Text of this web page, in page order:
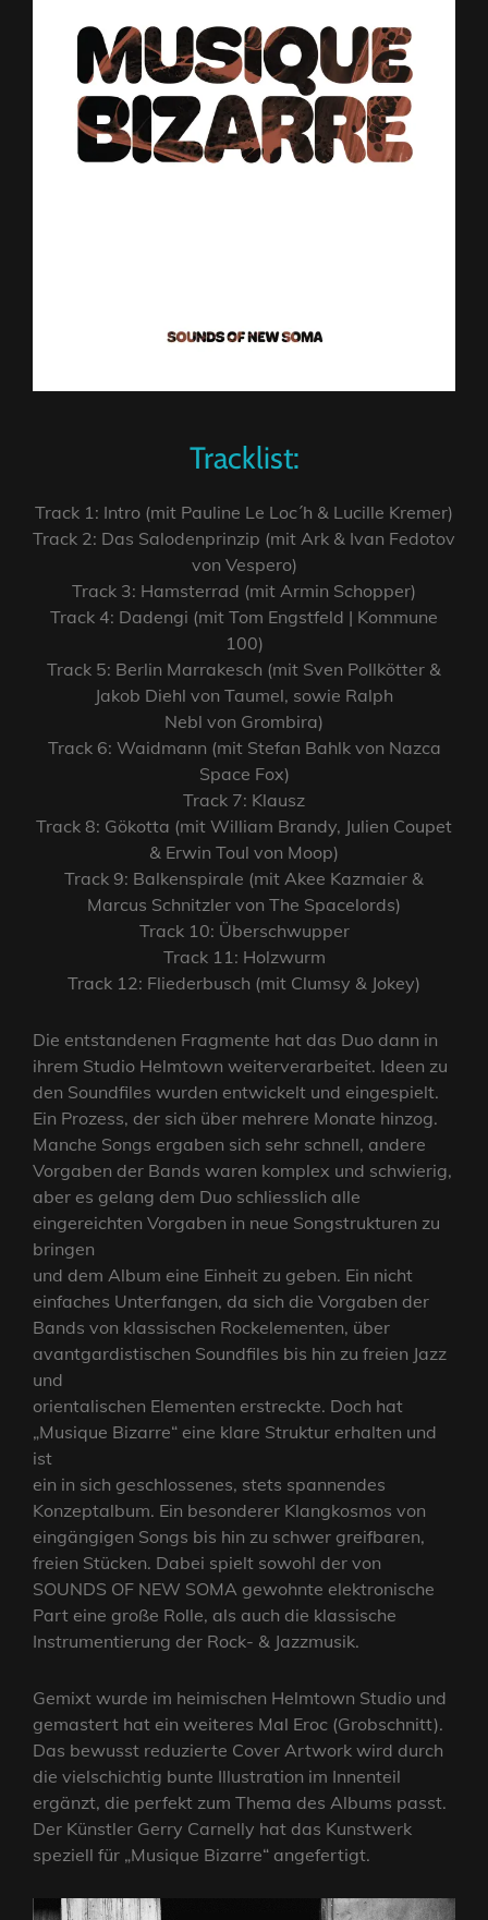
Tracklist:
Track 1: Intro (mit Pauline Le Loc´h & Lucille Kremer)
Track 2: Das Salodenprinzip (mit Ark & Ivan Fedotov
von Vespero)
Track 3: Hamsterrad (mit Armin Schopper)
Track 4: Dadengi (mit Tom Engstfeld | Kommune
100)
Track 5: Berlin Marrakesch (mit Sven Pollkötter &
Jakob Diehl von Taumel, sowie Ralph
Nebl von Grombira)
Track 6: Waidmann (mit Stefan Bahlk von Nazca
Space Fox)
Track 7: Klausz
Track 8: Gökotta (mit William Brandy, Julien Coupet
& Erwin Toul von Moop)
Track 9: Balkenspirale (mit Akee Kazmaier &
Marcus Schnitzler von The Spacelords)
Track 10: Überschwupper
Track 11: Holzwurm
Track 12: Fliederbusch (mit Clumsy & Jokey)
Die entstandenen Fragmente hat das Duo dann in
ihrem Studio Helmtown weiterverarbeitet. Ideen zu
den Soundfiles wurden entwickelt und eingespielt.
Ein Prozess, der sich über mehrere Monate hinzog.
Manche Songs ergaben sich sehr schnell, andere
Vorgaben der Bands waren komplex und schwierig,
aber es gelang dem Duo schliesslich alle
eingereichten Vorgaben in neue Songstrukturen zu
bringen
und dem Album eine Einheit zu geben. Ein nicht
einfaches Unterfangen, da sich die Vorgaben der
Bands von klassischen Rockelementen, über
avantgardistischen Soundfiles bis hin zu freien Jazz
und
orientalischen Elementen erstreckte. Doch hat
„Musique Bizarre“ eine klare Struktur erhalten und
ist
ein in sich geschlossenes, stets spannendes
Konzeptalbum. Ein besonderer Klangkosmos von
eingängigen Songs bis hin zu schwer greifbaren,
freien Stücken. Dabei spielt sowohl der von
SOUNDS OF NEW SOMA gewohnte elektronische
Part eine große Rolle, als auch die klassische
Instrumentierung der Rock- & Jazzmusik.
Gemixt wurde im heimischen Helmtown Studio und
gemastert hat ein weiteres Mal Eroc (Grobschnitt).
Das bewusst reduzierte Cover Artwork wird durch
die vielschichtig bunte Illustration im Innenteil
ergänzt, die perfekt zum Thema des Albums passt.
Der Künstler Gerry Carnelly hat das Kunstwerk
speziell für „Musique Bizarre“ angefertigt.